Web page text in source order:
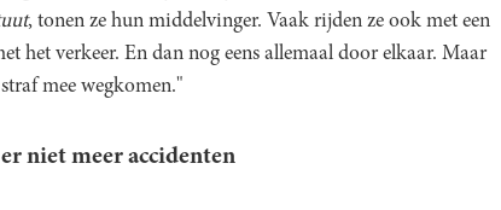
, tonen ze hun middelvinger. Vaak rijden ze ook met een
het verkeer. En dan nog eens allemaal door elkaar. Maar
mee wegkomen."
niet meer accidenten